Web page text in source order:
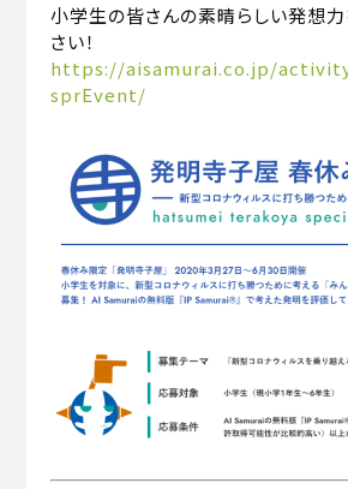
小学生の皆さんの素晴らしい発想力
さい！
https://aisamurai.co.jp/
sprEvent/